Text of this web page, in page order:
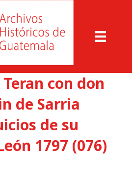
con don
de Sarria
de su
1797 (076)